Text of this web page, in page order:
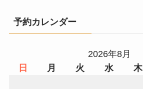
予約カレンダー
2026年8月
日
月 火 水 木